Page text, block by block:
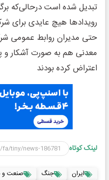
تبدیل شده است درحالی‌که
رویدادها هیچ عایدی برای
حتی مدیران روابط عمومی
معدنی هم به صورت آشکار و
اعتراض کرده بودند
لینک کوتاه
ایران جنگ صنعت و